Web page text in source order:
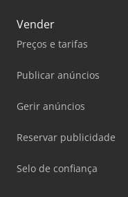
Vender
Preços e tarifas
Publicar anúncios
Gerir anúncios
Reservar publicidade
Selo de confiança